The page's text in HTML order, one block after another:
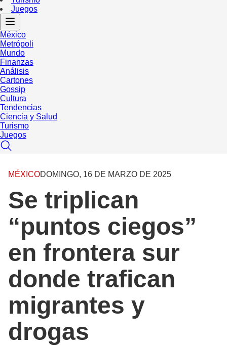
Juegos
México
Metrópoli
Mundo
Finanzas
Análisis
Cartones
Gossip
Cultura
Tendencias
Ciencia y Salud
Turismo
Juegos
MÉXICODOMINGO, 16 DE MARZO DE 2025
Se triplican
“puntos ciegos”
en frontera sur
donde trafican
migrantes y
drogas